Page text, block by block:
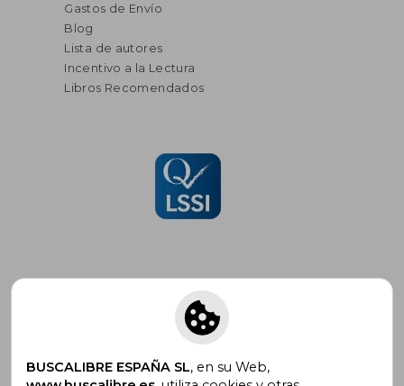
Gastos de Envío
Blog
Lista de autores
Incentivo a la Lectura
Libros Recomendados
Suscríbete para recibir ofertas y
promociones
BUSCALIBRE ESPAÑA SL, en su Web,